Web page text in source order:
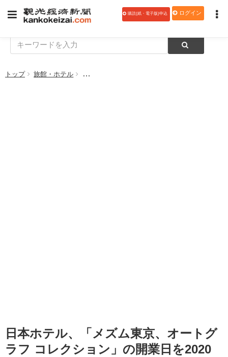
購読(紙・電子版)申込 ログイン
トップ 旅館・ホテル 日本ホテル、「メズム東京、オートグラフ コレ
日本ホテル、「メズム東京、オートグ
ラフ コレクション」の開業日を2020